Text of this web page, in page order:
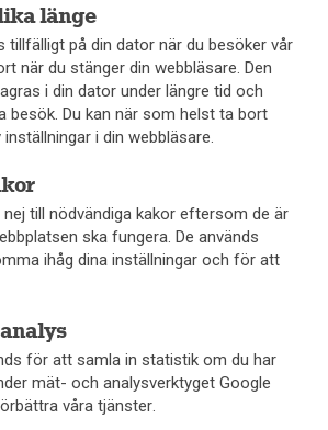
länge
tillfälligt på din dator när du besöker vår
när du stänger din webbläsare. Den
i din dator under längre tid och
besök. Du kan när som helst ta bort
i din webbläsare.
till nödvändiga kakor eftersom de är
ska fungera. De används
ihåg dina inställningar och för att
för att samla in statistik om du har
mät- och analysverktyget Google
våra tjänster.